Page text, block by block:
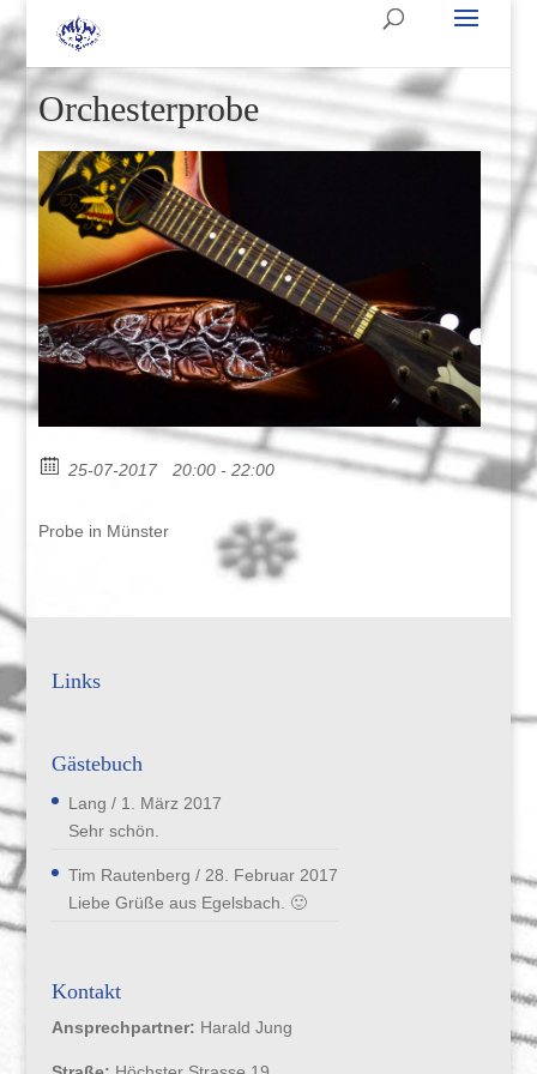
Orchesterprobe
25-07-2017 20:00 - 22:00
Probe in Münster
Links
Gästebuch
Lang / 1. März 2017
Sehr schön.
Tim Rautenberg / 28. Februar 2017
Liebe Grüße aus Egelsbach. 🙂
Kontakt
Ansprechpartner: Harald Jung